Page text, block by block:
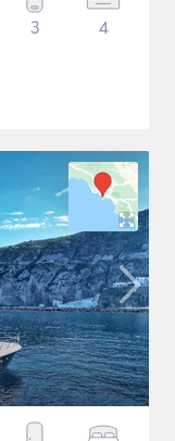
3 4